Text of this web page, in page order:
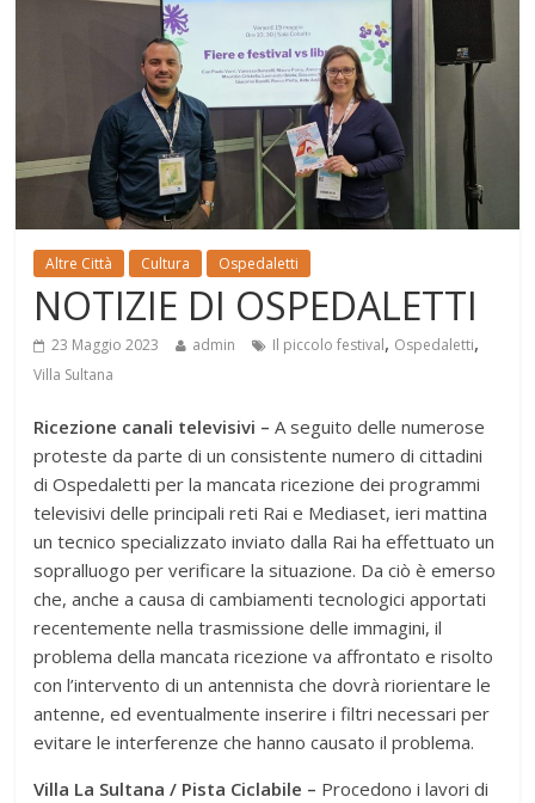
Altre Città Cultura Ospedaletti
NOTIZIE DI OSPEDALETTI
23 Maggio 2023 admin Il piccolo festival, Ospedaletti,
Villa Sultana
Ricezione canali televisivi –A seguito delle numerose
proteste da parte di un consistente numero di cittadini
di Ospedaletti per la mancata ricezione dei programmi
televisivi delle principali reti Rai e Mediaset, ieri mattina
un tecnico specializzato inviato dalla Rai ha effettuato un
sopralluogo per verificare la situazione. Da ciò è emerso
che, anche a causa di cambiamenti tecnologici apportati
recentemente nella trasmissione delle immagini, il
problema della mancata ricezione va affrontato e risolto
con l’intervento di un antennista che dovrà riorientare le
antenne, ed eventualmente inserire i filtri necessari per
evitare le interferenze che hanno causato il problema.
Villa La Sultana / Pista Ciclabile – Procedono i lavori di